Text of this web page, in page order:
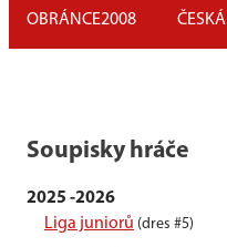
OBRÁNCE2008
ČESKÁ
Soupisky hráče
2025 -2026
Liga juniorů (dres #5)